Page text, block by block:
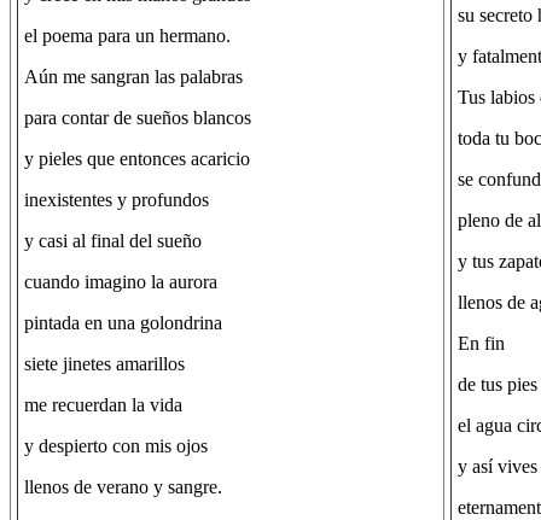
el poema para un hermano.
Aún me sangran las palabras
para contar de sueños blancos
y pieles que entonces acaricio
inexistentes y profundos
y casi al final del sueño
cuando imagino la aurora
pintada en una golondrina
siete jinetes amarillos
me recuerdan la vida
y despierto con mis ojos
llenos de verano y sangre.
su secreto
y
Tus labios
toda tu
se
pleno de
y tus
llenos de
En fin
de tus
el agua
y así